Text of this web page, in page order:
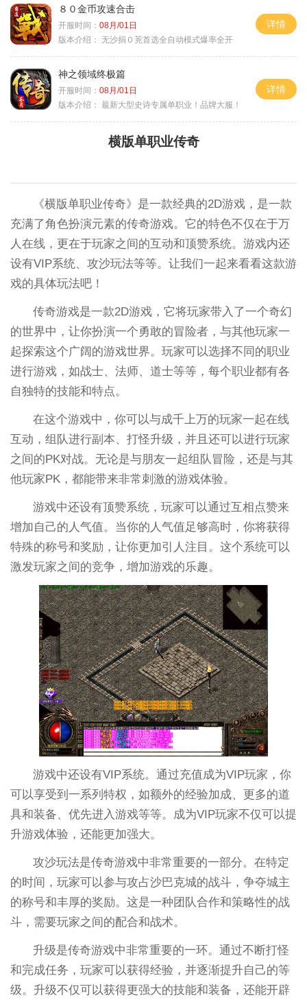
８０金币攻速合击
开服时间： 08月/01日
版本介绍： 无沙捐０茺首选全自动模式爆率全开
详情
神之领域终极篇
开服时间： 08月/01日
版本介绍： 最新大型史诗专属单职业！品牌大服！
详情
横版单职业传奇
《横版单职业传奇》是一款经典的2D游戏，是一款
充满了角色扮演元素的传奇游戏。它的特色不仅在于万
人在线，更在于玩家之间的互动和顶赞系统。游戏内还
设有VIP系统、攻沙玩法等等。让我们一起来看看这款游
戏的具体玩法吧！
传奇游戏是一款2D游戏，它将玩家带入了一个奇幻
的世界中，让你扮演一个勇敢的冒险者，与其他玩家一
起探索这个广阔的游戏世界。玩家可以选择不同的职业
进行游戏，如战士、法师、道士等等，每个职业都有各
自独特的技能和特点。
在这个游戏中，你可以与成千上万的玩家一起在线
互动，组队进行副本、打怪升级，并且还可以进行玩家
之间的PK对战。无论是与朋友一起组队冒险，还是与其
他玩家PK，都能带来非常刺激的游戏体验。
游戏中还设有顶赞系统，玩家可以通过互相点赞来
增加自己的人气值。当你的人气值足够高时，你将获得
特殊的称号和奖励，让你更加引人注目。这个系统可以
激发玩家之间的竞争，增加游戏的乐趣。
游戏中还设有VIP系统。通过充值成为VIP玩家，你
可以享受到一系列特权，如额外的经验加成、更多的道
具和装备、优先进入游戏等等。成为VIP玩家不仅可以提
升游戏体验，还能更加强大。
攻沙玩法是传奇游戏中非常重要的一部分。在特定
的时间，玩家可以参与攻占沙巴克城的战斗，争夺城主
的称号和丰厚的奖励。这是一种团队合作和策略性的战
斗，需要玩家之间的配合和战术。
升级是传奇游戏中非常重要的一环。通过不断打怪
和完成任务，玩家可以获得经验，并逐渐提升自己的等
级。升级不仅可以获得更强大的技能和装备，还能开辟